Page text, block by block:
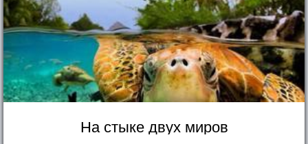
На стыке двух миров